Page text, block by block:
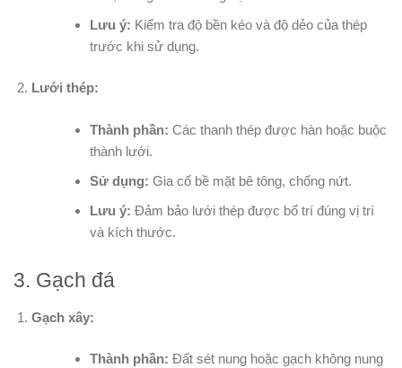
Lưu ý: Kiểm tra độ bền kéo và độ dẻo của thép
trước khi sử dụng.
Lưới thép:
Thành phần: Các thanh thép được hàn hoặc buộc
thành lưới.
Sử dụng: Gia cố bề mặt bê tông, chống nứt.
Lưu ý: Đảm bảo lưới thép được bố trí đúng vị trí
và kích thước.
3. Gạch đá
Gạch xây:
Thành phần: Đất sét nung hoặc gạch không nung